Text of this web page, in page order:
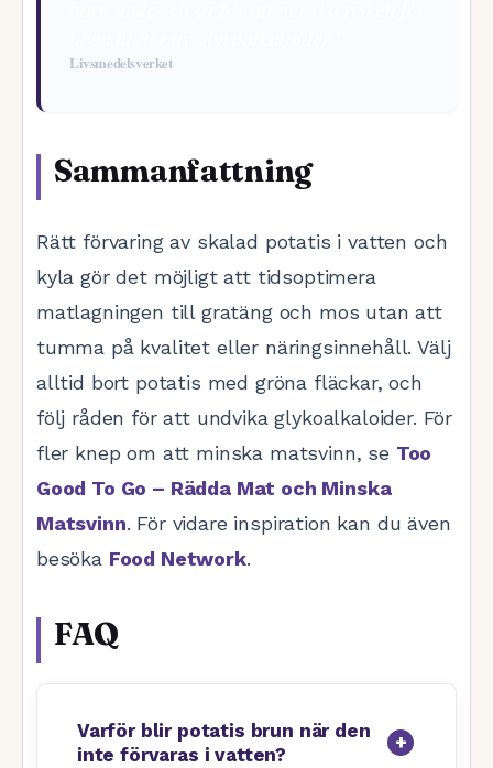
Livsmedelsverket
Sammanfattning
Rätt förvaring av skalad potatis i vatten och
kyla gör det möjligt att tidsoptimera
matlagningen till gratäng och mos utan att
tumma på kvalitet eller näringsinnehåll. Välj
alltid bort potatis med gröna fläckar, och
följ råden för att undvika glykoalkaloider. För
fler knep om att minska matsvinn, se Too
Good To Go – Rädda Mat och Minska
Matsvinn. För vidare inspiration kan du även
besöka Food Network.
FAQ
Varför blir potatis brun när den
inte förvaras i vatten?